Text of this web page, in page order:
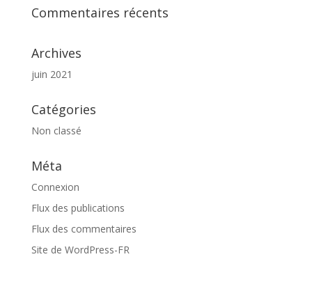
Commentaires récents
Archives
juin 2021
Catégories
Non classé
Méta
Connexion
Flux des publications
Flux des commentaires
Site de WordPress-FR